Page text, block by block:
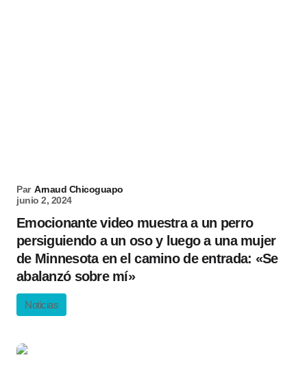
Par Arnaud Chicoguapo
junio 2, 2024
Emocionante video muestra a un perro
persiguiendo a un oso y luego a una mujer
de Minnesota en el camino de entrada: «Se
abalanzó sobre mí»
Noticias